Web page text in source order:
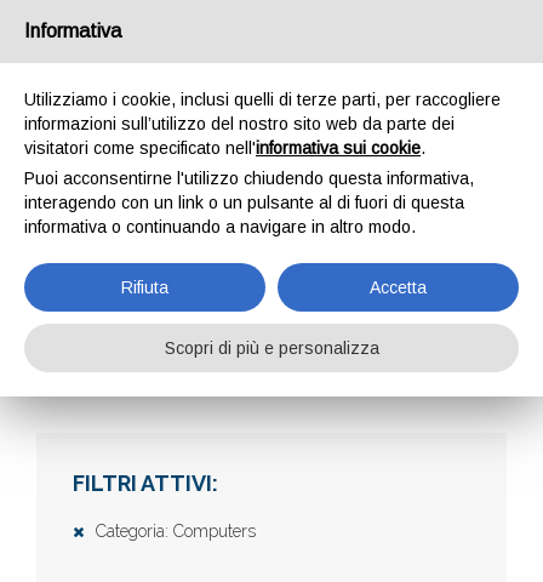
AZIENDE
Aziende
FILTRI ATTIVI:
Categoria: Computers
Informativa
Utilizziamo i cookie, inclusi quelli di terze parti, per raccogliere
informazioni sull’utilizzo del nostro sito web da parte dei
visitatori come specificato nell'informativa sui cookie.
Puoi acconsentirne l'utilizzo chiudendo questa informativa,
interagendo con un link o un pulsante al di fuori di questa
informativa o continuando a navigare in altro modo.
Rifiuta Accetta
Scopri di più e personalizza